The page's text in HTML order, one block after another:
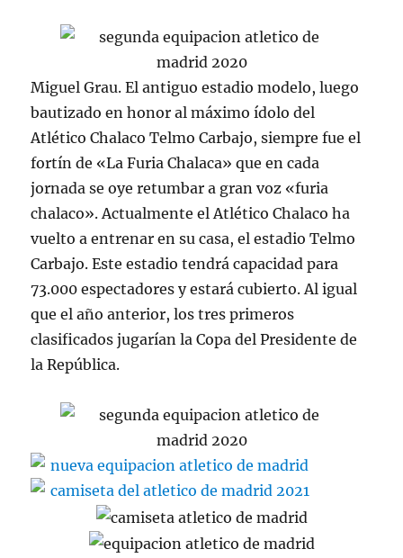
Miguel Grau. El antiguo estadio modelo, luego
bautizado en honor al máximo ídolo del
Atlético Chalaco Telmo Carbajo, siempre fue el
fortín de «La Furia Chalaca» que en cada
jornada se oye retumbar a gran voz «furia
chalaco». Actualmente el Atlético Chalaco ha
vuelto a entrenar en su casa, el estadio Telmo
Carbajo. Este estadio tendrá capacidad para
73.000 espectadores y estará cubierto. Al igual
que el año anterior, los tres primeros
clasificados jugarían la Copa del Presidente de
la República.